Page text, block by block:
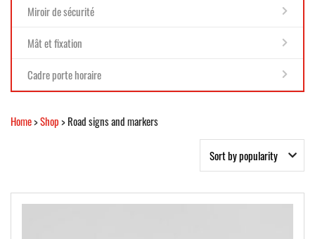
Miroir de sécurité
Mât et fixation
Cadre porte horaire
Home>Shop> Road signs and markers